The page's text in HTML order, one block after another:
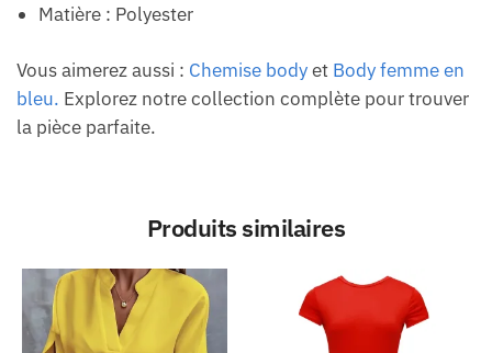
Matière : Polyester
Vous aimerez aussi : Chemise bodyet Body femme en
bleu. Explorez notre collection complète pour trouver
la pièce parfaite.
Produits similaires